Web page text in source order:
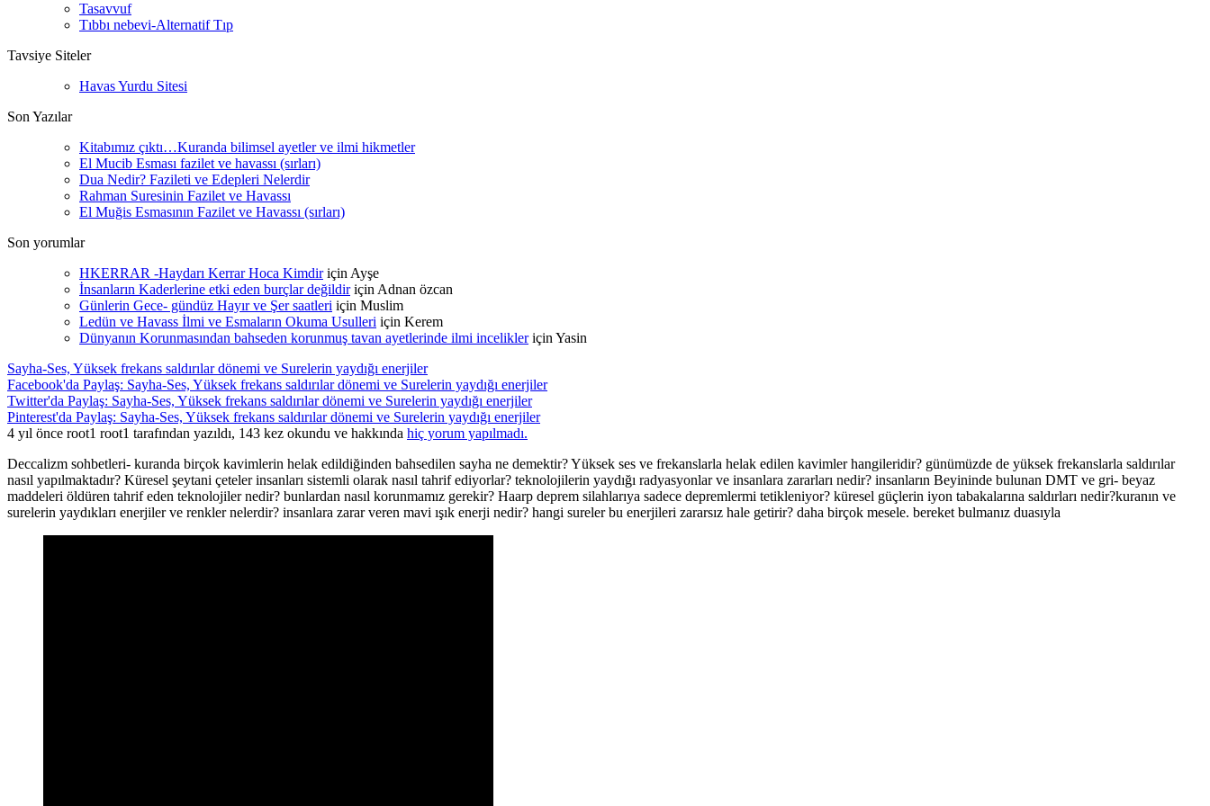
Tasavvuf
Tıbbı nebevi-Alternatif Tıp
Tavsiye Siteler
Havas Yurdu Sitesi
Son Yazılar
Kitabımız çıktı…Kuranda bilimsel ayetler ve ilmi hikmetler
El Mucib Esması fazilet ve havassı (sırları)
Dua Nedir? Fazileti ve Edepleri Nelerdir
Rahman Suresinin Fazilet ve Havassı
El Muğis Esmasının Fazilet ve Havassı (sırları)
Son yorumlar
HKERRAR -Haydarı Kerrar Hoca Kimdiriçin Ayşe
İnsanların Kaderlerine etki eden burçlar değildiriçin Adnan özcan
Günlerin Gece- gündüz Hayır ve Şer saatleri için Muslim
Ledün ve Havass İlmi ve Esmaların Okuma Usulleri için Kerem
Dünyanın Korunmasından bahseden korunmuş tavan ayetlerinde ilmi incelikleriçin Yasin
Sayha-Ses, Yüksek frekans saldırılar dönemi ve Surelerin yaydığı enerjiler
Facebook'da Paylaş: Sayha-Ses, Yüksek frekans saldırılar dönemi ve Surelerin yaydığı enerjiler
Twitter'da Paylaş: Sayha-Ses, Yüksek frekans saldırılar dönemi ve Surelerin yaydığı enerjiler
Pinterest'da Paylaş: Sayha-Ses, Yüksek frekans saldırılar dönemi ve Surelerin yaydığı enerjiler
4 yıl önce root1 root1 tarafından yazıldı, 143 kez okundu ve hakkında hiç yorum yapılmadı.
Deccalizm sohbetleri- kuranda birçok kavimlerin helak edildiğinden bahsedilen sayha ne demektir? Yüksek ses ve frekanslarla helak edilen kavimler hangileridir? günümüzde de yüksek frekanslarla saldırılar
nasıl yapılmaktadır? Küresel şeytani çeteler insanları sistemli olarak nasıl tahrif ediyorlar? teknolojilerin yaydığı radyasyonlar ve insanlara zararları nedir? insanların Beyininde bulunan DMT ve gri- beyaz
maddeleri öldüren tahrif eden teknolojiler nedir? bunlardan nasıl korunmamız gerekir? Haarp deprem silahlarıya sadece depremlermi tetikleniyor? küresel güçlerin iyon tabakalarına saldırları nedir?kuranın ve
surelerin yaydıkları enerjiler ve renkler nelerdir? insanlara zarar veren mavi ışık enerji nedir? hangi sureler bu enerjileri zararsız hale getirir? daha birçok mesele. bereket bulmanız duasıyla